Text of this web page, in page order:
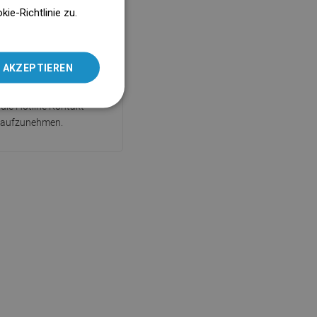
gekauften Produkt
wir Ihnen, über das
Hotline Kontakt
aufzunehmen.
LITHUANIAN
ROMANIAN
Richtlinie zu.
AKZEPTIEREN